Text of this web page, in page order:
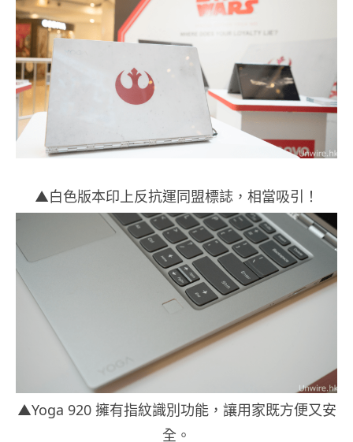
▲白色版本印上反抗運同盟標誌，相當吸引！
▲Yoga 920 擁有指紋識別功能，讓用家既方便又安
全。